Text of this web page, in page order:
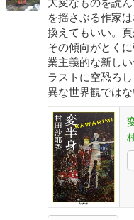
大変なものを読
を揺さぶる作家
換えてもいい。
その傾向がとく
業主義的な新し
ラストに空恐ろ
異な世界観では